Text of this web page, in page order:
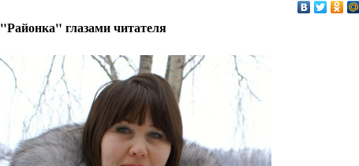
"Районка" глазами читателя